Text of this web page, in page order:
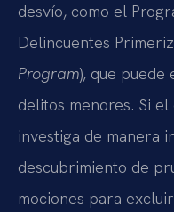
desvío, como el
Delincuentes
Program), que
delitos menores. Si
investiga de manera
descubrimiento de
mociones para